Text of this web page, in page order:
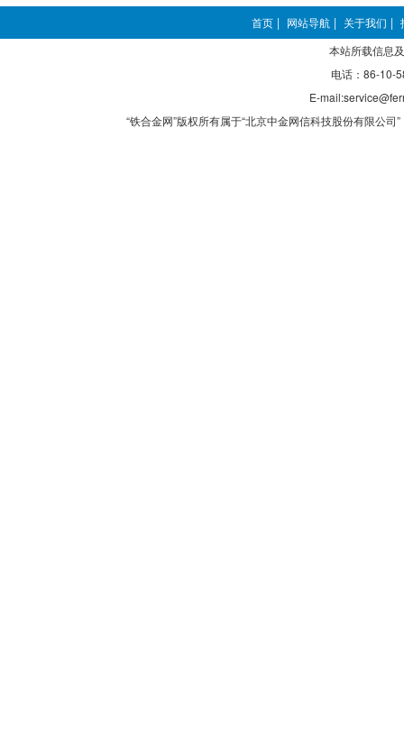
首页 | 网站导航 | 关于我们 |
本站所载信息
电话：86-10-
E-
“铁合金网”版权所有属于“北京中金网信科技股份有限公司